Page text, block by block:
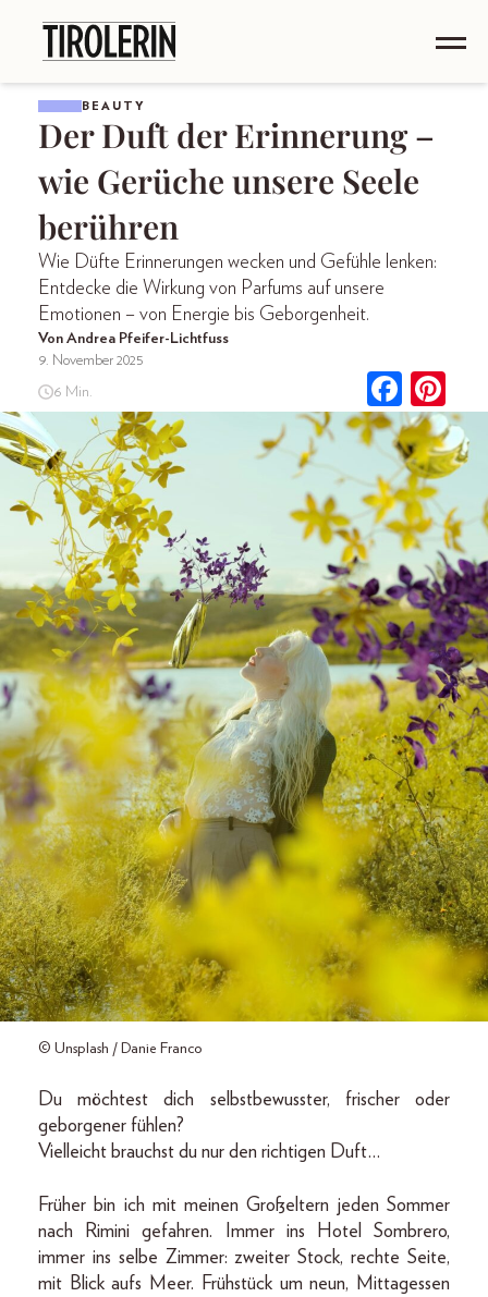
BEAUTY
Der Duft der Erinnerung –
wie Gerüche unsere Seele
berühren
Wie Düfte Erinnerungen wecken und Gefühle lenken:
Entdecke die Wirkung von Parfums auf unsere
Emotionen – von Energie bis Geborgenheit.
Von Andrea Pfeifer-Lichtfuss
9. November 2025
6 Min.
© Unsplash / Danie Franco
Du möchtest dich selbstbewusster, frischer oder
geborgener fühlen?
Vielleicht brauchst du nur den richtigen Duft…
Früher bin ich mit meinen Großeltern jeden Sommer
nach Rimini gefahren. Immer ins Hotel Sombrero,
immer ins selbe Zimmer: zweiter Stock, rechte Seite,
mit Blick aufs Meer. Frühstück um neun, Mittagessen